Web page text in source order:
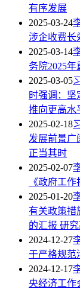
有序发展
2025-03-24
涉企收费长
2025-03-14
务院2025
2025-03-05
时强调：坚
推向更高水
2025-02-18
发展前景广
正当其时
2025-02-07
《政府工
2025-01-20
有关政策措
的汇报 研
2024-12-27
于严格规范
2024-12-17
央经济工作